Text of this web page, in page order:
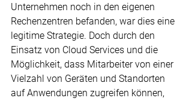
Unternehmen noch in den eigenen
Rechenzentren befanden, war dies eine
legitime Strategie. Doch durch den
Einsatz von Cloud Services und die
Möglichkeit, dass Mitarbeiter von einer
Vielzahl von Geräten und Standorten
auf Anwendungen zugreifen können,